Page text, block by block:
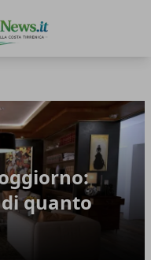
quanto